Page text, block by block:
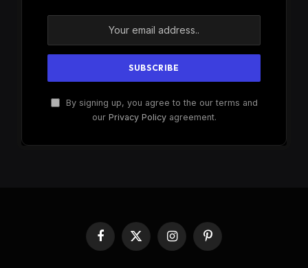
By signing up, you agree to the our terms and
our Privacy Policyagreement.
Facebook
X
(Twitter)
InstagramPinterest